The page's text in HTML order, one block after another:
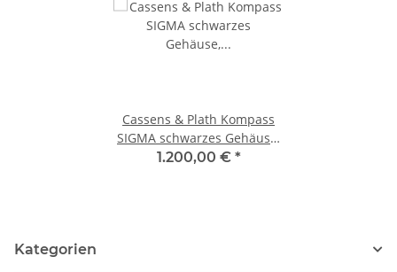
Cassens & Plath Kompass
SIGMA schwarzes Gehäuse,
schwarze Rose 5° Teilung,
1.200,00 € *
Kategorien